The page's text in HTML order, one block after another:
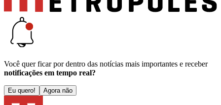
Você quer ficar por dentro das notícias mais importantes e receber
notificações em tempo real?
Eu quero! Agora não